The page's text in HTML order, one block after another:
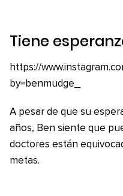
Tiene
https://
by=benmudge_
A pesar de que su
años, Ben siente que
doctores están
metas.